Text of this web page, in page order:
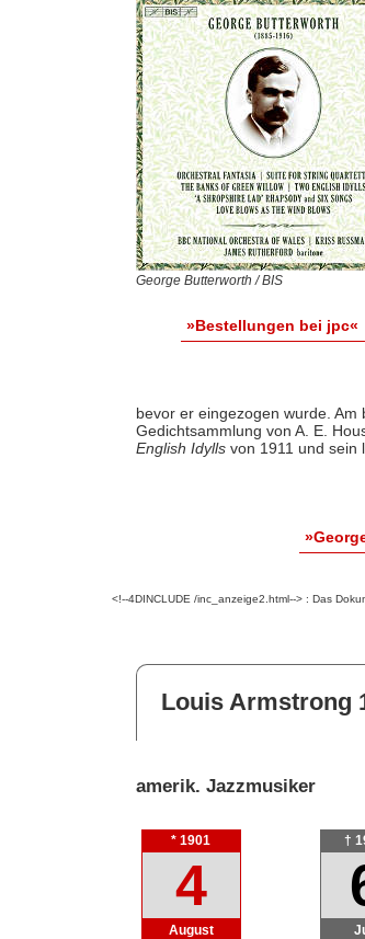
George Butterworth / BIS
»Bestellungen bei jpc«
bevor er eingezogen wurde. Am
Gedichtsammlung von A. E.
English Idyllsvon 1911 und sein
<!--4DINCLUDE /inc_anzeige2.html--> : Das
Louis Armstrong
amerik. Jazzmusiker
* 1901
4
August
†